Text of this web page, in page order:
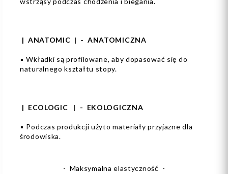
| ANATOMIC | - ANATOMICZNA
▪️ Wkładki są profilowane, aby dopasować się do
naturalnego kształtu stopy.
| ECOLOGIC | - EKOLOGICZNA
▪️ Podczas produkcji użyto materiały przyjazne dla
środowiska.
- Maksymalna elastyczność -